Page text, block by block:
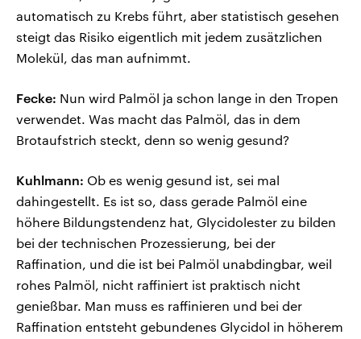
automatisch zu Krebs führt, aber statistisch gesehen
steigt das Risiko eigentlich mit jedem zusätzlichen
Molekül, das man aufnimmt.
Fecke: Nun wird Palmöl ja schon lange in den Tropen
verwendet. Was macht das Palmöl, das in dem
Brotaufstrich steckt, denn so wenig gesund?
Kuhlmann: Ob es wenig gesund ist, sei mal
dahingestellt. Es ist so, dass gerade Palmöl eine
höhere Bildungstendenz hat, Glycidolester zu bilden
bei der technischen Prozessierung, bei der
Raffination, und die ist bei Palmöl unabdingbar, weil
rohes Palmöl, nicht raffiniert ist praktisch nicht
genießbar. Man muss es raffinieren und bei der
Raffination entsteht gebundenes Glycidol in höherem